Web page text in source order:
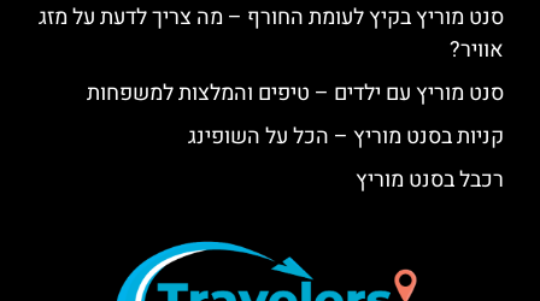
סנט מוריץ בקיץ לעומת החורף – מה צריך לדעת על מזג
אוויר?
סנט מוריץ עם ילדים – טיפים והמלצות למשפחות
קניות בסנט מוריץ – הכל על השופינג
רכבל בסנט מוריץ